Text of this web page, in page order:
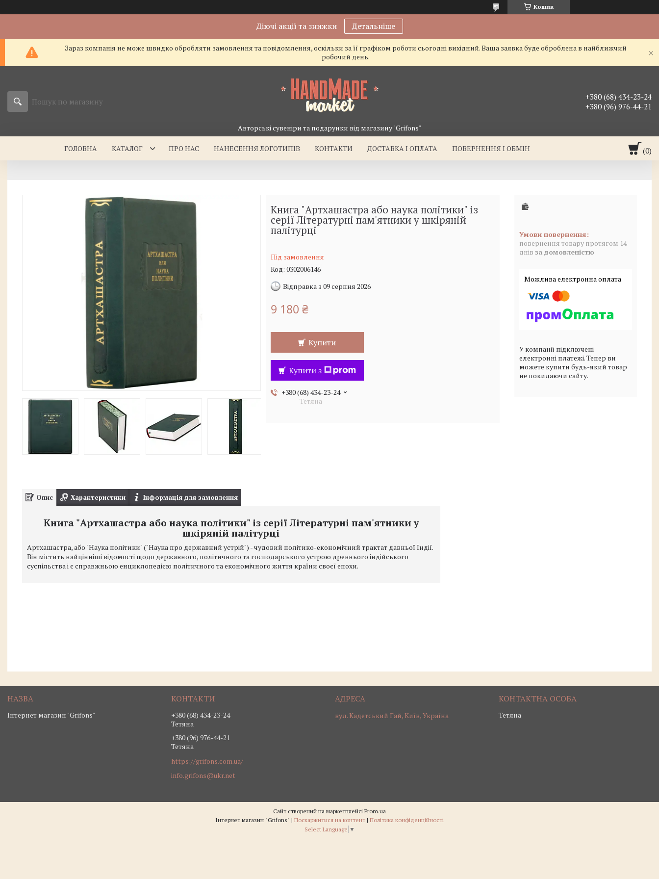
Кошик
Діючі акції та знижки Детальніше
Зараз компанія не може швидко обробляти замовлення та повідомлення, оскільки за її графіком роботи сьогодні вихідний. Ваша заявка буде оброблена в найближчий
робочий день.
Авторські сувеніри та подарунки від магазину "Grifons"
+380 (68) 434-23-24
+380 (96) 976-44-21
ГОЛОВНА КАТАЛОГ ПРО НАС НАНЕСЕННЯ ЛОГОТИПІВ КОНТАКТИ ДОСТАВКА І ОПЛАТА ПОВЕРНЕННЯ І ОБМІН
Книга "Артхашастра або наука політики" із
серії Літературні пам'ятники у шкіряній
палітурці
Під замовлення
Код: 0302006146
Відправка з 09 серпня 2026
9 180 ₴
Купити
Купити з
+380 (68) 434-23-24
Тетяна
повернення товару протягом 14
днів за домовленістю
У компанії підключені
електронні платежі. Тепер ви
можете купити будь-який товар
не покидаючи сайту.
Опис Характеристики Інформація для замовлення
Книга "Артхашастра або наука політики" із серії Літературні пам'ятники у
шкіряній палітурці
Артхашастра, або "Наука політики" ("Наука про державний устрій") - чудовий політико-економічний трактат давньої Індії.
Він містить найцінніші відомості щодо державного, політичного та господарського устрою древнього індійського
суспільства і є справжньою енциклопедією політичного та економічного життя країни своєї епохи.
Інтернет магазин "Grifons"
+380 (68) 434-23-24
Тетяна
+380 (96) 976-44-21
Тетяна
https://grifons.com.ua/
info.grifons@ukr.net
вул. Кадетський Гай, Київ, Україна Тетяна
Сайт створений на маркетплейсі Prom.ua
Інтернет магазин "Grifons" | Поскаржитися на контент | Політика конфіденційності
Select Language ▼